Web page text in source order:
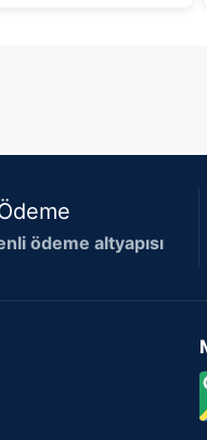
ödeme altyapısı